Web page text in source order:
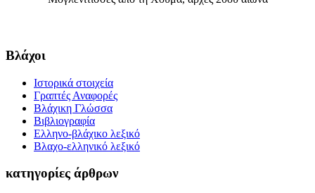
Βλάχοι
Ιστορικά στοιχεία
Γραπτές Αναφορές
Βλάχικη Γλώσσα
Βιβλιογραφία
Ελληνο-βλάχικο λεξικό
Βλαχο-ελληνικό λεξικό
κατηγορίες άρθρων